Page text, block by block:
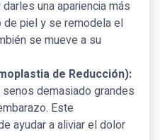
una apariencia más
de piel y se remodela el
se mueve a su
de Reducción):
demasiado grandes
Este
ayudar a aliviar el dolor